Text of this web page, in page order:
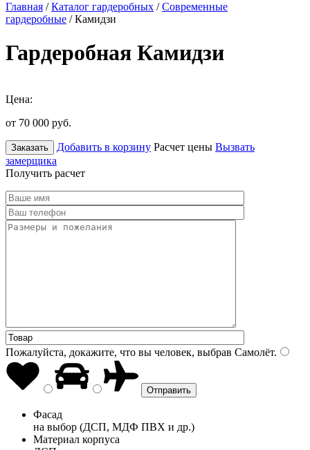
Главная /Каталог гардеробных /Современные
гардеробные / Камидзи
Гардеробная Камидзи
Цена:
от 70 000 руб.
Заказать Добавить в корзину Расчет цены Вызвать
замерщика
Получить расчет
Пожалуйста, докажите, что вы человек, выбрав Самолёт.
Фасад
на выбор (ДСП, МДФ ПВХ и др.)
Материал корпуса